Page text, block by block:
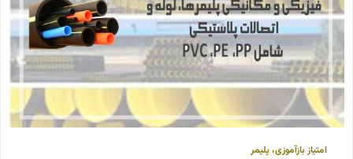
امتیاز بازآموزی،پلیمر